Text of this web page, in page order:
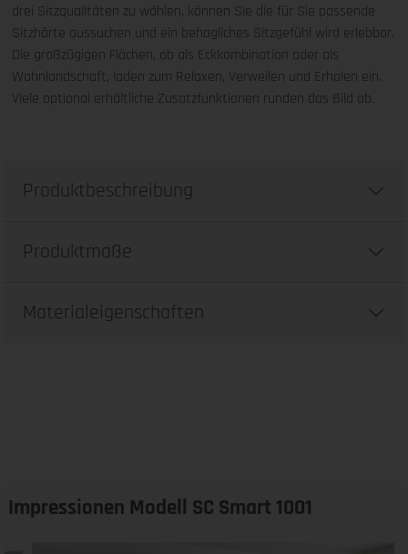
drei Sitzqualitäten zu wählen, können Sie die für Sie passende
Sitzhärte aussuchen und ein behagliches Sitzgefühl wird erlebbar.
Die großzügigen Flächen, ob als Eckkombination oder als
Wohnlandschaft, laden zum Relaxen, Verweilen und Erholen ein.
Viele optional erhältliche Zusatzfunktionen runden das Bild ab.
Produktbeschreibung
Produktmaße
Materialeigenschaften
Impressionen Modell SC Smart 1001